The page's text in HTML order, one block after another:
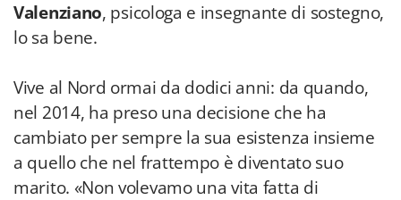
Valenziano, psicologa e insegnante di sostegno,
lo sa bene.
Vive al Nord ormai da dodici anni: da quando,
nel 2014, ha preso una decisione che ha
cambiato per sempre la sua esistenza insieme
a quello che nel frattempo è diventato suo
marito. «Non volevamo una vita fatta di